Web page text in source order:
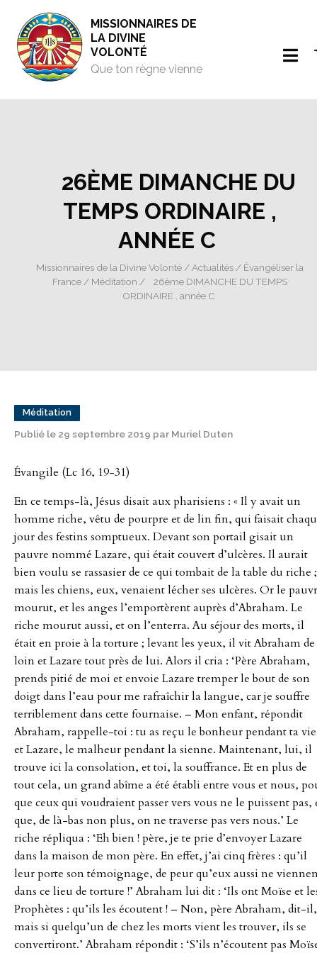
MISSIONNAIRES DE
LA DIVINE
VOLONTÉ
Que ton règne vienne
26ÈME DIMANCHE DU
TEMPS ORDINAIRE ,
ANNÉE C
Missionnaires de la Divine Volonté / Actualités / Évangéliser la
France / Méditation / 26ème DIMANCHE DU TEMPS
ORDINAIRE , année C
Méditation
Publié le 29 septembre 2019 par Muriel Duten
Évangile (Lc 16, 19-31)
En ce temps-là, Jésus disait aux pharisiens : « Il y avait un
homme riche, vêtu de pourpre et de lin fin, qui faisait
jour des festins somptueux. Devant son portail gisait un
pauvre nommé Lazare, qui était couvert d’ulcères. Il aurait
bien voulu se rassasier de ce qui tombait de la table du riche ;
mais les chiens, eux, venaient lécher ses ulcères. Or le
mourut, et les anges l’emportèrent auprès d’Abraham. Le
riche mourut aussi, et on l’enterra. Au séjour des morts, il
était en proie à la torture ; levant les yeux, il vit Abraham de
loin et Lazare tout près de lui. Alors il cria : ‘Père Abraham,
prends pitié de moi et envoie Lazare tremper le bout de son
doigt dans l’eau pour me rafraîchir la langue, car je souffre
terriblement dans cette fournaise. – Mon enfant, répondit
Abraham, rappelle-toi : tu as reçu le bonheur pendant ta
et Lazare, le malheur pendant la sienne. Maintenant, lui, il
trouve ici la consolation, et toi, la souffrance. Et en plus de
tout cela, un grand abîme a été établi entre vous et nous,
que ceux qui voudraient passer vers vous ne le puissent pas,
que, de là-bas non plus, on ne traverse pas vers nous.’ Le
riche répliqua : ‘Eh bien ! père, je te prie d’envoyer Lazare
dans la maison de mon père. En effet, j’ai cinq frères : qu’il
leur porte son témoignage, de peur qu’eux aussi ne
dans ce lieu de torture !’ Abraham lui dit : ‘Ils ont Moïse et
Prophètes : qu’ils les écoutent ! – Non, père Abraham, dit-il,
mais si quelqu’un de chez les morts vient les trouver, ils se
convertiront.’ Abraham répondit : ‘S’ils n’écoutent pas